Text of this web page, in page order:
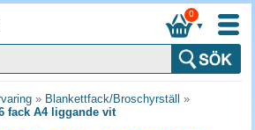
▼
0
» Blankettfack/Broschyrställ »
fack A4 liggande vit